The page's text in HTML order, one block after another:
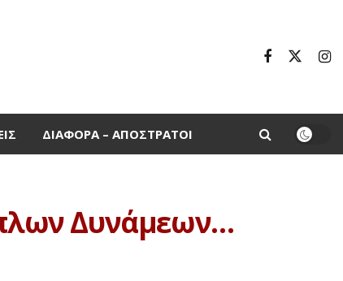
ΔΙΆΦΟΡΑ – ΑΠΌΣΤΡΑΤΟΙ
Δυνάμεων…